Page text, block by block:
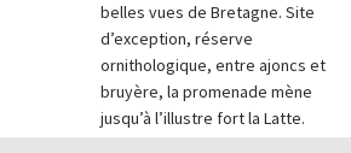
belles vues de Bretagne. Site
d’exception, réserve
ornithologique, entre ajoncs et
bruyère, la promenade mène
jusqu’à l’illustre fort la Latte.